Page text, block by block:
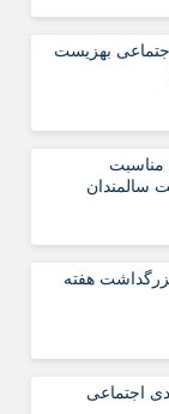
بهزیست
مناسبت
سالمندان
هفته
اجتماعی